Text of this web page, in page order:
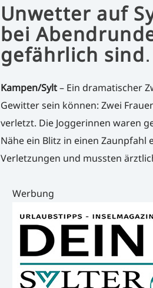
Unwetter auf
bei
gefährlich sind.
Kampen/Sylt– Ein dramatischer
Gewitter sein können: Zwei
verletzt. Die Joggerinnen waren
Nähe ein Blitz in einen
Verletzungen und mussten
Werbung